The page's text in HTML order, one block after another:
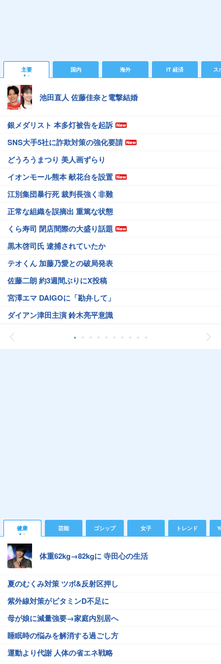
主要 国内 海外 IT 経済 ス
池田直人 佐藤佳奈と電撃結婚
銀メダリスト 本多灯被告を起訴
SNS大手5社に詐欺対策の強化要請
どうろうまつり 美人画ずらり
イオンモール熊本 献花台を設置
江別集団暴行死 裁判長強く非難
正常な組織を誤摘出 重篤な状態
くら寿司 閉店間際の大盛り話題
黒木啓司氏 逮捕されていたか
テオくん 加藤乃愛との破局発表
佐藤二朗 約3週間ぶりにX投稿
宮澤エマ DAIGOに「勘弁して」
ダイアン津田主演 鈴木亮平意識
健康 芸能 ゴシップ 女子 トレンド
体重62kg→82kgに 寺田心の生活
夏のむくみ対策 ツボ&反射区押し
紫外線対策がビタミンD不足に
母が娘に減量強要→家庭内別居へ
睡眠時の悩みを解消する過ごし方
運動より代謝 人体の省エネ戦略